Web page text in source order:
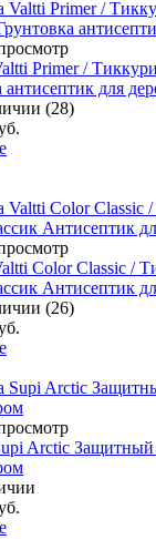
Primer /
антисептик для
(28)
Color Classic /
Антисептик
(26)
Arctic Защитный